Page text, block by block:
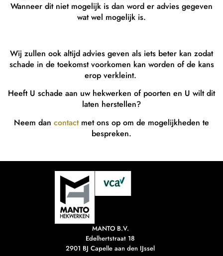
Wanneer dit niet mogelijk is dan word er advies gegeven
wat wel mogelijk is.
Wij zullen ook altijd advies geven als iets beter kan zodat
schade in de toekomst voorkomen kan worden of de kans
erop verkleint.
Heeft U schade aan uw hekwerken of poorten en U wilt dit
laten herstellen?
Neem dan contactmet ons op om de mogelijkheden te
bespreken.
MANTO B.V.
Edelhertstraat 18
2901 BJ Capelle aan den IJssel